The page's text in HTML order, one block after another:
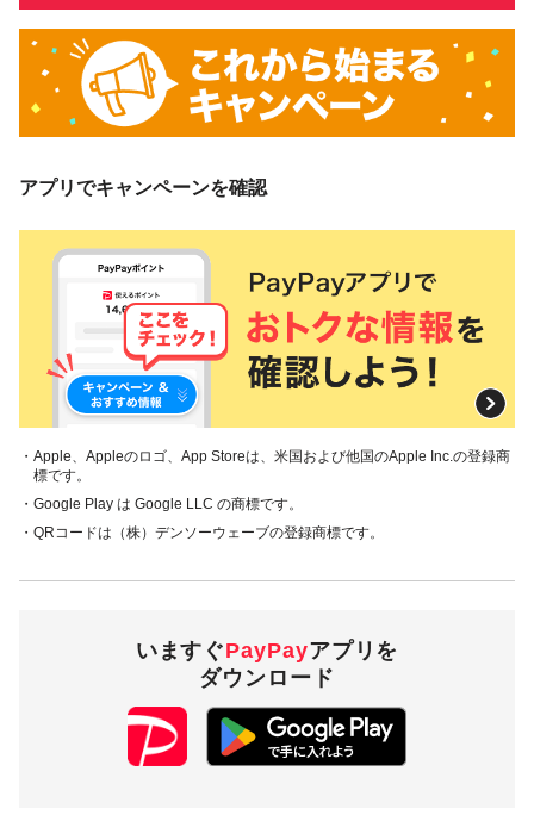
アプリでキャンペーンを確認
・Apple、Appleのロゴ、App Storeは、米国および他国のApple Inc.の登録商
標です。
・Google Play は Google LLC の商標です。
・QRコードは（株）デンソーウェーブの登録商標です。
いますぐPayPayアプリを
ダウンロード